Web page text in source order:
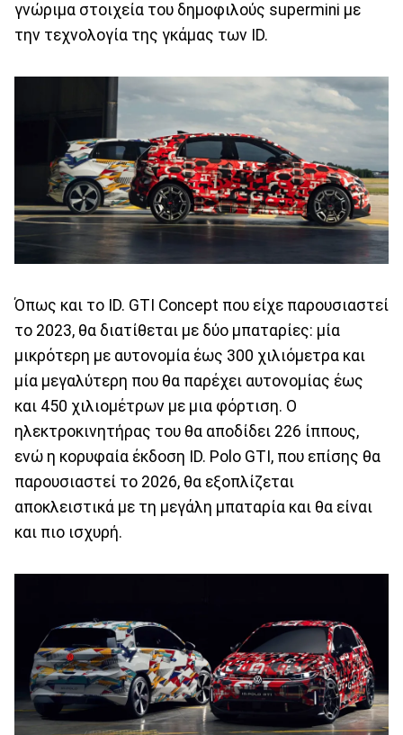
γνώριμα στοιχεία του δημοφιλούς supermini με
την τεχνολογία της γκάμας των ID.
Όπως και το ID. GTI Concept που είχε παρουσιαστεί
το 2023, θα διατίθεται με δύο μπαταρίες: μία
μικρότερη με αυτονομία έως 300 χιλιόμετρα και
μία μεγαλύτερη που θα παρέχει αυτονομίας έως
και 450 χιλιομέτρων με μια φόρτιση. Ο
ηλεκτροκινητήρας του θα αποδίδει 226 ίππους,
ενώ η κορυφαία έκδοση ID. Polo GTI, που επίσης θα
παρουσιαστεί το 2026, θα εξοπλίζεται
αποκλειστικά με τη μεγάλη μπαταρία και θα είναι
και πιο ισχυρή.